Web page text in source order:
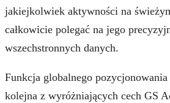
jakiejkolwiek aktywności na
całkowicie polegać na jego
wszechstronnych danych.
Funkcja globalnego
kolejna z wyróżniających cech GS